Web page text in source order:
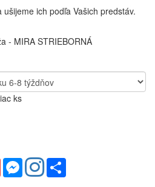
ich podľa Vašich predstáv.
- MIRA STRIEBORNÁ
ks
Gmail Messenger